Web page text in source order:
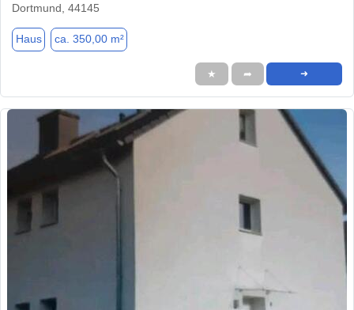
Dortmund, 44145
Haus ca. 350,00 m²
★ ➦ ➜